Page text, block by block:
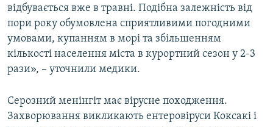
відбувається вже в травні. Подібна залежність від
пори року обумовлена сприятливими погодними
умовами, купанням в морі та збільшенням
кількості населення міста в курортний сезон у 2-3
рази», – уточнили медики.
Серозний менінгіт має вірусне походження.
Захворювання викликають ентеровіруси Коксакі і